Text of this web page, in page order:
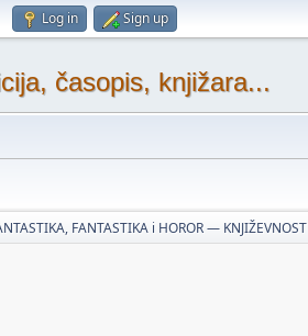
Log in Sign up
časopis, knjižara...
FANTASTIKA i HOROR — KNJIŽEVNOST